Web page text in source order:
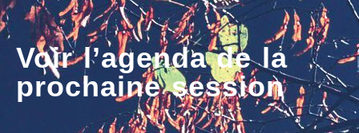
Voir l’agenda de la
prochaine session